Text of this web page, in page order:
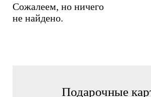
Сожалеем, но ничего
не найдено.
Подарочные